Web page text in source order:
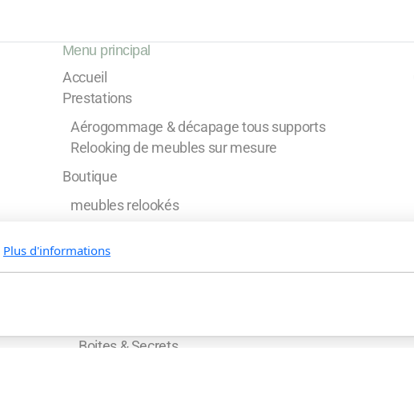
Menu principal
Accueil
Prestations
Aérogommage & décapage tous supports
Relooking de meubles sur mesure
Boutique
meubles relookés
L'univers créatif de Kalicrea
Boites & Secrets
Plus d'informations